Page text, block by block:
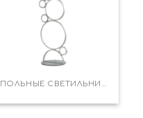
НАПОЛЬНЫЕ СВЕТИЛЬНИКИ